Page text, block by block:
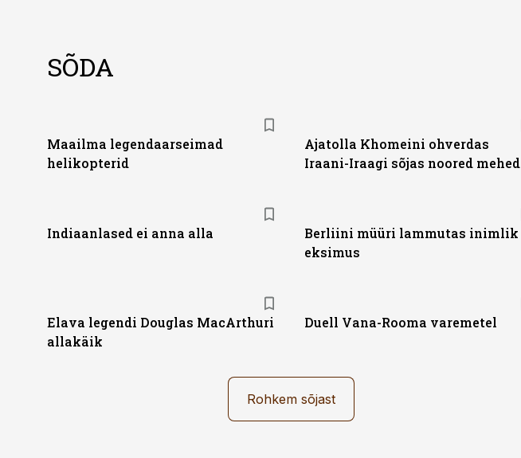
SÕDA
Maailma legendaarseimad
helikopterid
Ajatolla Khomeini ohverdas
Iraani-Iraagi sõjas noored mehed
Indiaanlased ei anna alla
Berliini müüri lammutas inimlik
eksimus
Elava legendi Douglas MacArthuri
allakäik
Duell Vana-Rooma varemetel
Rohkem sõjast